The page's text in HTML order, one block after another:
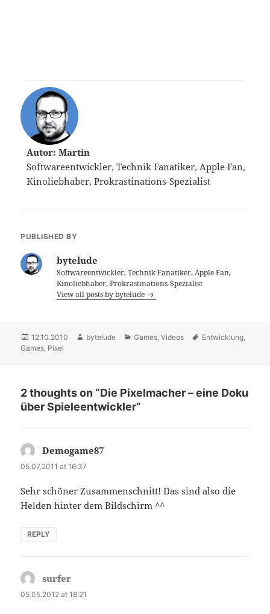
Autor: Martin
Softwareentwickler, Technik Fanatiker, Apple Fan,
Kinoliebhaber, Prokrastinations-Spezialist
PUBLISHED BY
bytelude
Softwareentwickler, Technik Fanatiker, Apple Fan,
Kinoliebhaber, Prokrastinations-Spezialist
View all posts by bytelude
Posted
on
12.10.2010 Author
bytelude Categories
Games ,Videos Tags
Entwicklung
Games Pixel
2 thoughts on “Die Pixelmacher – eine Doku
über Spieleentwickler”
Demogame87
05.07.2011 at 16:37
Sehr schöner Zusammenschnitt! Das sind also die
Helden hinter dem Bildschirm ^^
REPLY
surfer
05.05.2012 at 18:21